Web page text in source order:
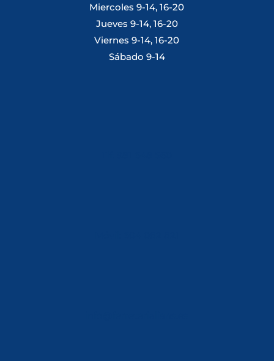
Miercoles 9-14, 16-20
Jueves 9-14, 16-20
Viernes 9-14, 16-20
Sábado 9-14